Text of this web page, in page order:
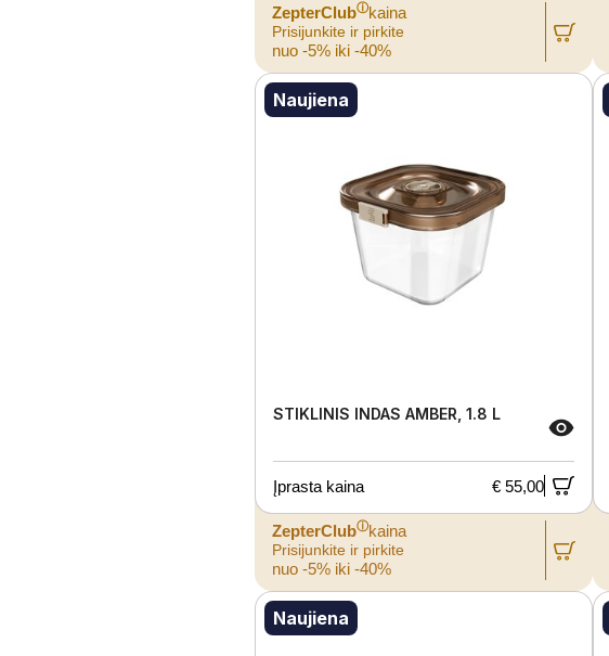
ZepterClubⓘkaina
Prisijunkite ir pirkite
nuo -5% iki -40%
Naujiena
STIKLINIS INDAS AMBER, 1.8 L
Įprasta kaina € 55,00
ZepterClubⓘkaina
Prisijunkite ir pirkite
nuo -5% iki -40%
Naujiena